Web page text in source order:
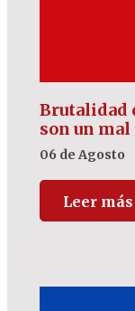
Brutalidad
son un
06 de Agosto
Leer más